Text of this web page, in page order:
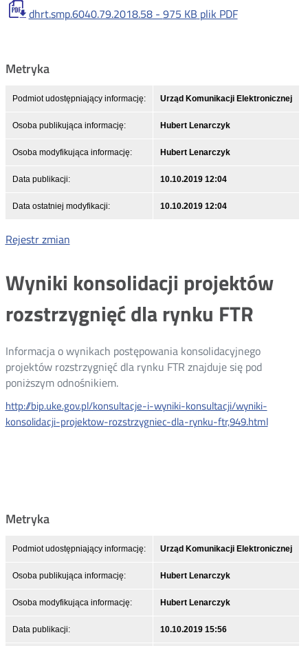
dhrt.smp.6040.79.2018.58 - 975 KB plik PDF
Metryka
Podmiot udostępniający informację: Urząd Komunikacji Elektronicznej
Osoba publikująca informację: Hubert Lenarczyk
Osoba modyfikująca informację: Hubert Lenarczyk
Data publikacji: 10.10.2019 12:04
Data ostatniej modyfikacji: 10.10.2019 12:04
Rejestr zmian
Wyniki konsolidacji projektów
rozstrzygnięć dla rynku FTR
Informacja o wynikach postępowania konsolidacyjnego
projektów rozstrzygnięć dla rynku FTR znajduje się pod
poniższym odnośnikiem.
http://bip.uke.gov.pl/konsultacje-i-wyniki-konsultacji/wyniki-
konsolidacji-projektow-rozstrzygniec-dla-rynku-ftr,949.html
Metryka
Podmiot udostępniający informację: Urząd Komunikacji Elektronicznej
Osoba publikująca informację: Hubert Lenarczyk
Osoba modyfikująca informację: Hubert Lenarczyk
Data publikacji: 10.10.2019 15:56